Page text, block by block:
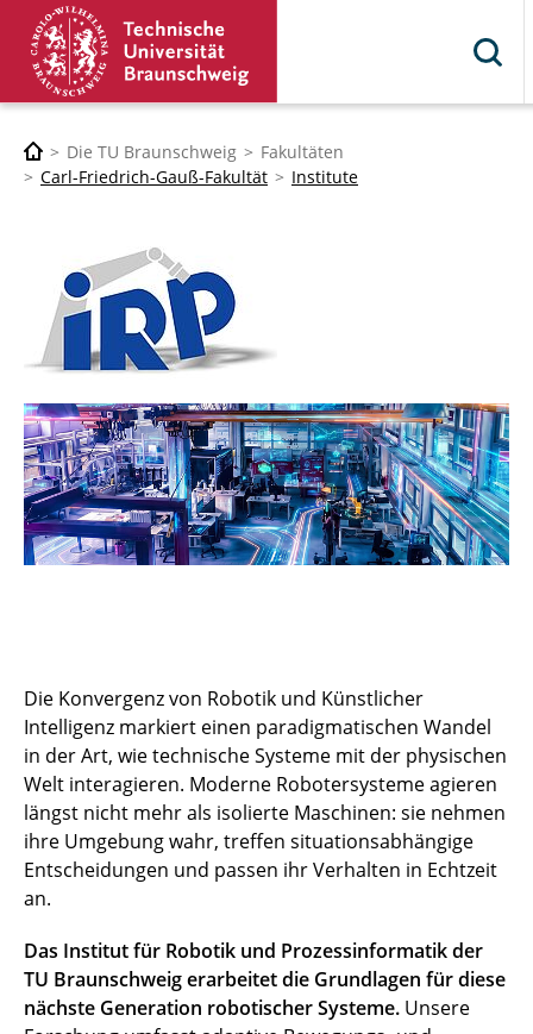
Die TU Braunschweig
Fakultäten
Carl-Friedrich-Gauß-Fakultät
Institute
Die Konvergenz von Robotik und Künstlicher
Intelligenz markiert einen paradigmatischen Wandel
in der Art, wie technische Systeme mit der physischen
Welt interagieren. Moderne Robotersysteme agieren
längst nicht mehr als isolierte Maschinen: sie nehmen
ihre Umgebung wahr, treffen situationsabhängige
Entscheidungen und passen ihr Verhalten in Echtzeit
an.
Das Institut für Robotik und Prozessinformatik der
TU Braunschweig erarbeitet die Grundlagen für diese
nächste Generation robotischer Systeme. Unsere